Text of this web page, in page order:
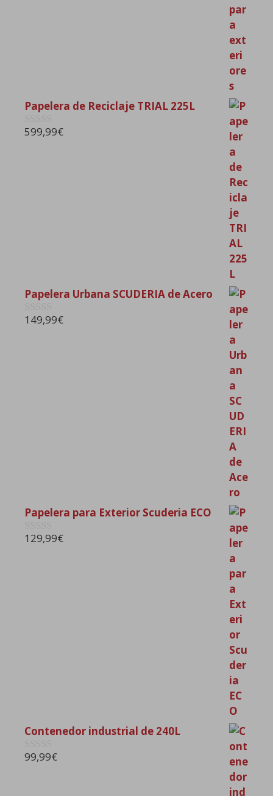
Papelera de Reciclaje TRIAL 225L
0
599,99€
Papelera Urbana SCUDERIA de Acero
0149,99€
Papelera para Exterior Scuderia ECO
0129,99€
Contenedor industrial de 240L
0
99,99€